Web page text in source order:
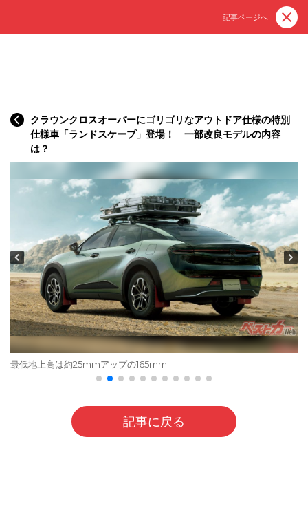
記事ページへ
クラウンクロスオーバーにゴリゴリなアウトドア仕様の特別
仕様車「ランドスケープ」登場！ 一部改良モデルの内容
は？
最低地上高は約25mmアップの165mm
記事に戻る